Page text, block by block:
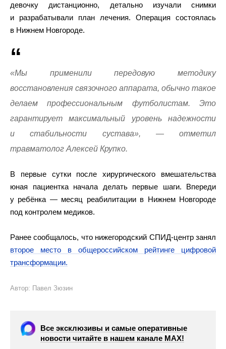
девочку дистанционно, детально изучали снимки
и разрабатывали план лечения. Операция состоялась
в Нижнем Новгороде.
«Мы применили передовую методику
восстановления связочного аппарата, обычно такое
делаем профессиональным футболистам. Это
гарантирует максимальный уровень надежности
и стабильности сустава», — отметил
травматолог Алексей Крупко.
В первые сутки после хирургического вмешательства
юная пациентка начала делать первые шаги. Впереди
у ребёнка — месяц реабилитации в Нижнем Новгороде
под контролем медиков.
Ранее сообщалось, что нижегородский СПИД‑центр занял
второе место в общероссийском рейтинге цифровой
трансформации.
Автор: Павел Зюзин
Все эксклюзивы и самые оперативные
новости читайте в нашем канале МАХ!